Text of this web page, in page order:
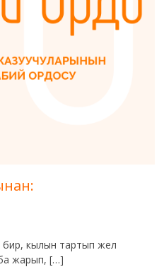
бир, кылын тартып жел
жарып, […]